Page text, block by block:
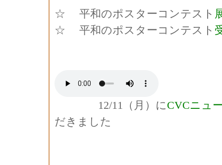
☆ 平和のポスターコンテスト
☆ 平和のポスターコンテスト
12/11（月）にCVCニュ
だきました